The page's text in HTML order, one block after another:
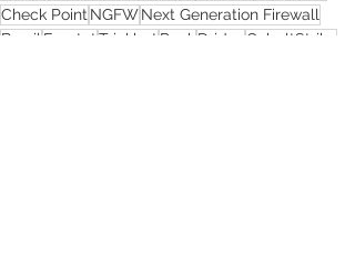
Check Point NGFWNext Generation Firewall
Brasil Emotet Trickbot Ryuk Dridex
CobaltStrike